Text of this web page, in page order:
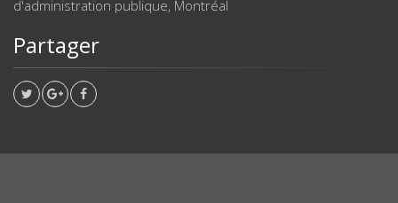
d'administration publique, Montréal
Partager